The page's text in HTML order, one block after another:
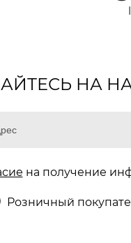
НА
на получение
Розничный